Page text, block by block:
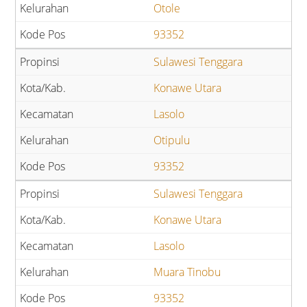
Otole
93352
Sulawesi Tenggara
Konawe Utara
Lasolo
Otipulu
93352
Sulawesi Tenggara
Konawe Utara
Lasolo
Muara Tinobu
93352